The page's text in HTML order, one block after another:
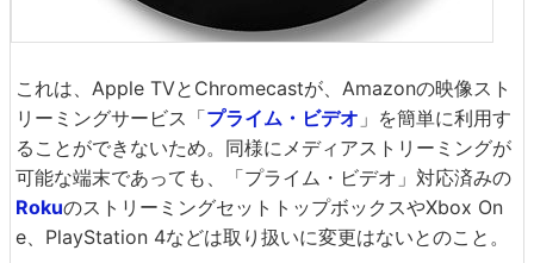
これは、Apple TVとChromecastが、Amazonの映像スト
リーミングサービス「プライム・ビデオ 」を簡単に利用す
ることができないため。同様にメディアストリーミングが
可能な端末であっても、「プライム・ビデオ」対応済みの
RokuのストリーミングセットトップボックスやXbox On
e、PlayStation 4などは取り扱いに変更はないとのこと。